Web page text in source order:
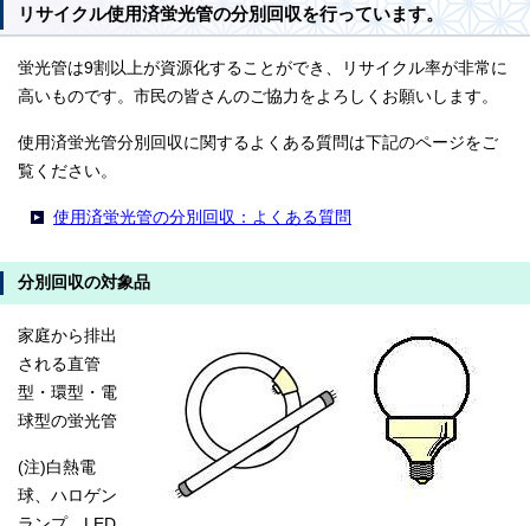
リサイクル使用済蛍光管の分別回収を行っています。
蛍光管は9割以上が資源化することができ、リサイクル率が非常に
高いものです。市民の皆さんのご協力をよろしくお願いします。
使用済蛍光管分別回収に関するよくある質問は下記のページをご
覧ください。
使用済蛍光管の分別回収：よくある質問
分別回収の対象品
家庭から排出
される直管
型・環型・電
球型の蛍光管
(注)白熱電
球、ハロゲン